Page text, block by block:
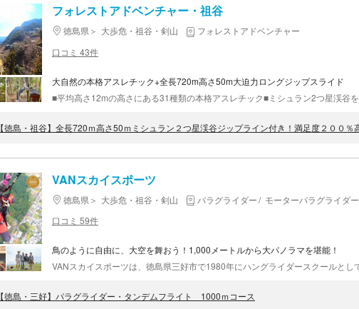
フォレストアドベンチャー・祖谷
徳島県 大歩危・祖谷・剣山
フォレストアドベンチャー
口コミ 43件
大自然の本格アスレチック+全長720m高さ50m大迫力ロングジップスライド
VANスカイスポーツ
徳島県 大歩危・祖谷・剣山 パラグライダー
モーターパラグライダー
口コミ 59件
鳥のように自由に、大空を舞おう！1,000メートルから大パノラマを堪能！
【徳島・三好】パラグライダー・タンデムフライト 1000ｍコース